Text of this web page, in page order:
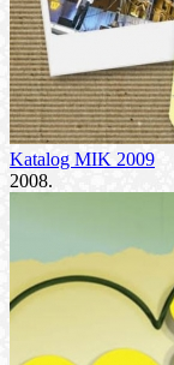
Katalog MIK 2009
2008.